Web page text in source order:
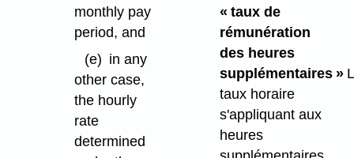
monthly pay
period, and
(e) in any
other case,
the hourly
rate
determined
« taux de
rémunération
des heures
supplémentaires »
taux horaire
s'appliquant aux
heures